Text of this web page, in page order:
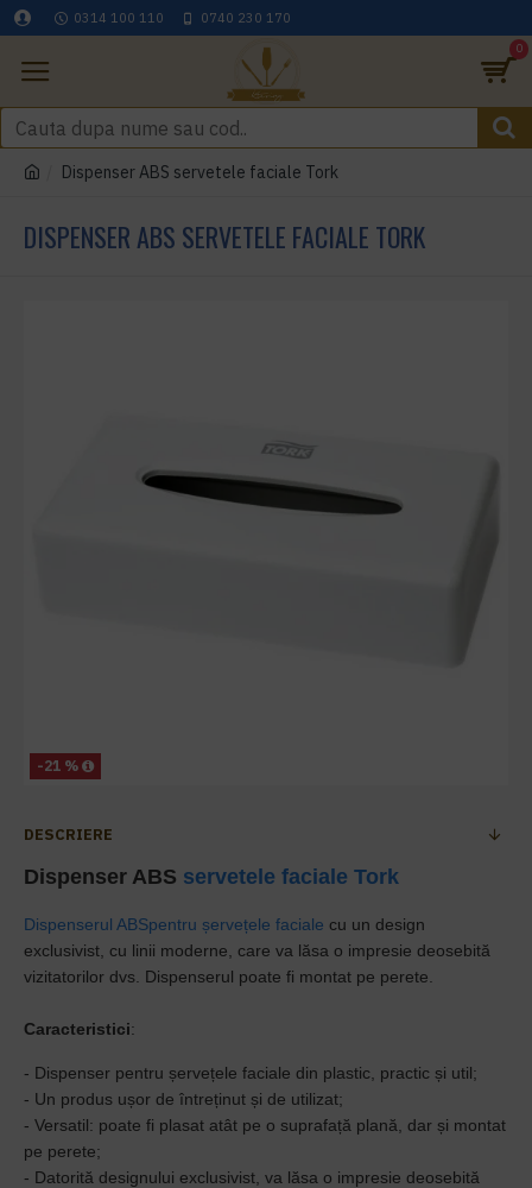
0314 100 110 0740 230 170
0
Dispenser ABS servetele faciale Tork
DISPENSER ABS SERVETELE FACIALE TORK
-21 %
DESCRIERE
Dispenser ABS servetele faciale Tork
Dispenserul ABSpentru șervețele faciale cu un design
exclusivist, cu linii moderne, care va lăsa o impresie deosebită
vizitatorilor dvs. Dispenserul poate fi montat pe perete.
Caracteristici:
- Dispenser pentru șervețele faciale din plastic, practic și util;
- Un produs ușor de întreținut și de utilizat;
- Versatil: poate fi plasat atât pe o suprafață plană, dar și montat
pe perete;
- Datorită designului exclusivist, va lăsa o impresie deosebită